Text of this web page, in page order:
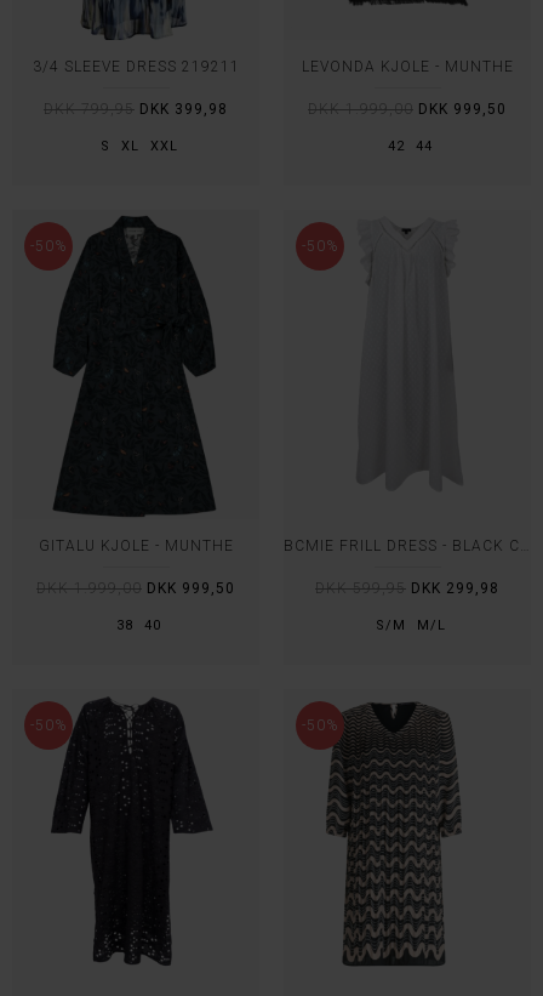
S XL XXL
3/4 SLEEVE DRESS 219211
DKK 799,95 DKK 399,98
42 44
LEVONDA KJOLE - MUNTHE
DKK 1.999,00 DKK 999,50
-50%
38 40
GITALU KJOLE - MUNTHE
DKK 1.999,00 DKK 999,50
-50%
S/M M/L
BCMIE FRILL DRESS - BLACK COLOUR
DKK 599,95 DKK 299,98
-50% -50%